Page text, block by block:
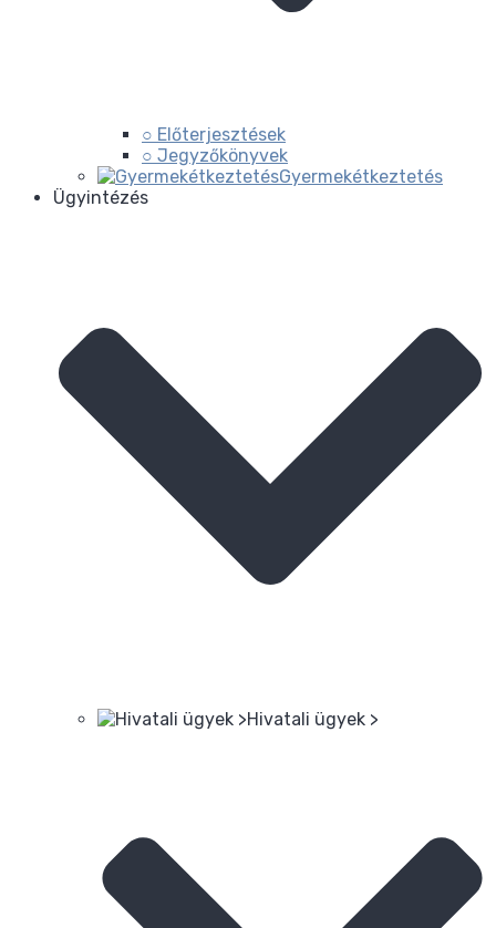
○ Előterjesztések
○ Jegyzőkönyvek
Gyermekétkeztetés
Ügyintézés
Hivatali ügyek >